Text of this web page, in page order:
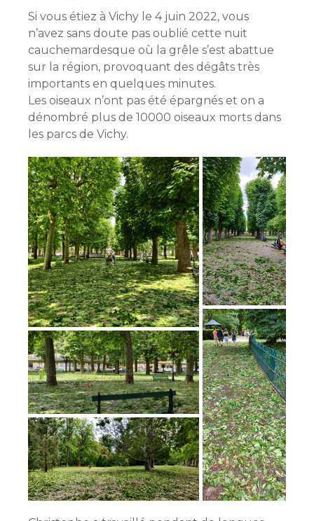
Si vous étiez à Vichy le 4 juin 2022, vous
n’avez sans doute pas oublié cette nuit
cauchemardesque où la grêle s’est abattue
sur la région, provoquant des dégâts très
importants en quelques minutes.
Les oiseaux n’ont pas été épargnés et on a
dénombré plus de 10000 oiseaux morts dans
les parcs de Vichy.